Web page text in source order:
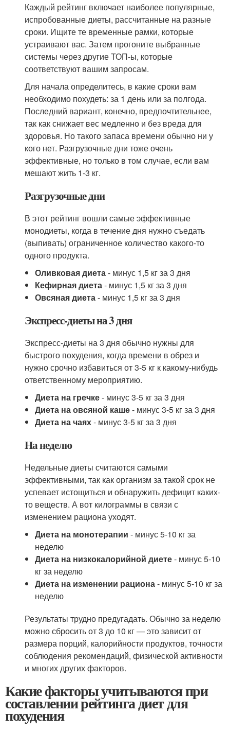
Каждый рейтинг включает наиболее популярные,
испробованные диеты, рассчитанные на разные
сроки. Ищите те временные рамки, которые
устраивают вас. Затем прогоните выбранные
системы через другие ТОП-ы, которые
соответствуют вашим запросам.
Для начала определитесь, в какие сроки вам
необходимо похудеть: за 1 день или за полгода.
Последний вариант, конечно, предпочтительнее,
так как снижает вес медленно и без вреда для
здоровья. Но такого запаса времени обычно ни у
кого нет. Разгрузочные дни тоже очень
эффективные, но только в том случае, если вам
мешают жить 1-3 кг.
Разгрузочные дни
В этот рейтинг вошли самые эффективные
монодиеты, когда в течение дня нужно съедать
(выпивать) ограниченное количество какого-то
одного продукта.
Оливковая диета- минус 1,5 кг за 3 дня
Кефирная диета- минус 1,5 кг за 3 дня
Овсяная диета- минус 1,5 кг за 3 дня
Экспресс-диеты на 3 дня
Экспресс-диеты на 3 дня обычно нужны для
быстрого похудения, когда времени в обрез и
нужно срочно избавиться от 3-5 кг к какому-нибудь
ответственному мероприятию.
Диета на гречке- минус 3-5 кг за 3 дня
Диета на овсяной каше- минус 3-5 кг за 3 дня
Диета на чаях- минус 3-5 кг за 3 дня
На неделю
Недельные диеты считаются самыми
эффективными, так как организм за такой срок не
успевает истощиться и обнаружить дефицит каких-
то веществ. А вот килограммы в связи с
изменением рациона уходят.
Диета на монотерапии - минус 5-10 кг за
неделю
Диета на низкокалорийной диете- минус 5-10
кг за неделю
Диета на изменении рациона- минус 5-10 кг за
неделю
Результаты трудно предугадать. Обычно за неделю
можно сбросить от 3 до 10 кг — это зависит от
размера порций, калорийности продуктов, точности
соблюдения рекомендаций, физической активности
и многих других факторов.
Какие факторы учитываются при
составлении рейтинга диет для
похудения